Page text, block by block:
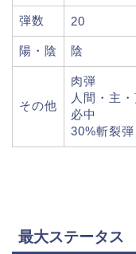
弾数 20
陽・陰 陰
その他
肉弾
人間・主
必中
30%斬裂弾
最大ステータス